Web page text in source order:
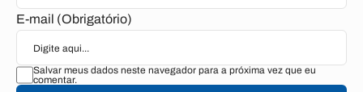
E-mail (Obrigatório)
Salvar meus dados neste navegador para a próxima vez que eu
comentar.